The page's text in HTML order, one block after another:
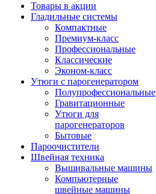
Товары в акции
Гладильные системы
Компактные
Премиум-класс
Профессиональные
Классические
Эконом-класс
Утюги с парогенератором
Полупрофессиональные
Гравитационные
Утюги для
парогенераторов
Бытовые
Пароочистители
Швейная техника
Вышивальные машины
Компьютерные
швейные машины